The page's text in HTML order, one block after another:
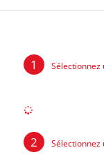
Sélectionnez
Sélectionnez